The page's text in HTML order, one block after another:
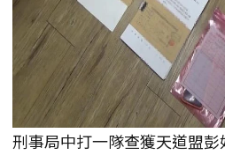
刑事局中打一隊查獲天道盟